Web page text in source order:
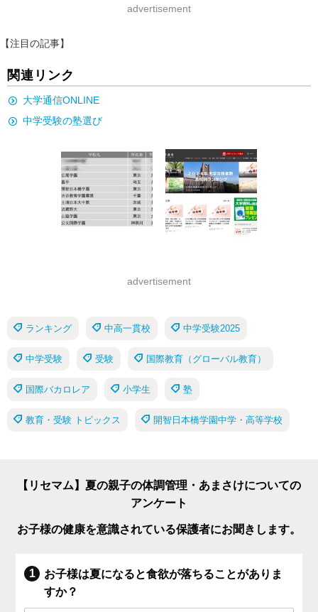
advertisement
【注目の記事】
関連リンク
大学通信ONLINE
中学受験の塾選び
advertisement
ランキング 中高一貫校 中学受験2025
中学受験 受験 国際教育（グローバル教育）
国際バカロレア 小学生 塾
教育・受験 トピックス 開智日本橋学園中学・高等学校
【リセマム】夏の親子の体調管理・あまさけについての
アンケート
お子様の健康を意識されている保護者にお聞きします。
お子様は夏になると食欲が落ちることがありま
すか？